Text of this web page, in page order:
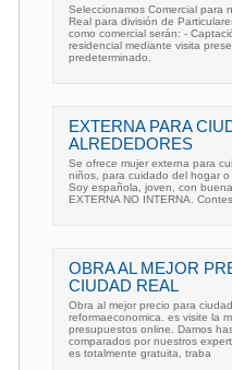
Seleccionamos Comercial para
Real para división de
como comercial serán: -
residencial mediante visita
predeterminado.
EXTERNA PARA
ALREDEDORES
Se ofrece mujer externa para
niños, para cuidado del hogar o
Soy española, joven, con
EXTERNA NO INTERNA.
OBRA AL MEJOR
CIUDAD REAL
Obra al mejor precio para
reformaeconomica. es visite la
presupuestos online. Damos
comparados por nuestros
es totalmente gratuita, traba